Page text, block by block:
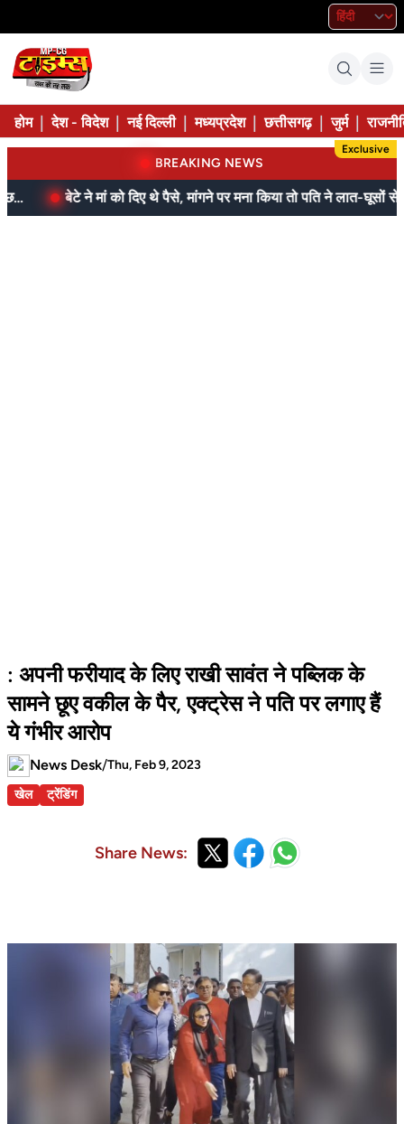
होम देश - विदेश नई दिल्ली मध्यप्रदेश छत्तीसगढ़ जुर्म
BREAKING NEWS
Exclusive
बेटे ने मां को दिए थे पैसे, मांगने पर मना किया तो पति ने लात-घूसों से तोड़ी तिल्ली; गिरफ्तार
: अपनी फरीयाद के लिए राखी सावंत ने पब्लिक के
सामने छूए वकील के पैर, एक्ट्रेस ने पति पर लगाए हैं
ये गंभीर आरोप
News Desk/Thu, Feb 9, 2023
खेल
ट्रेंडिंग
Share News: